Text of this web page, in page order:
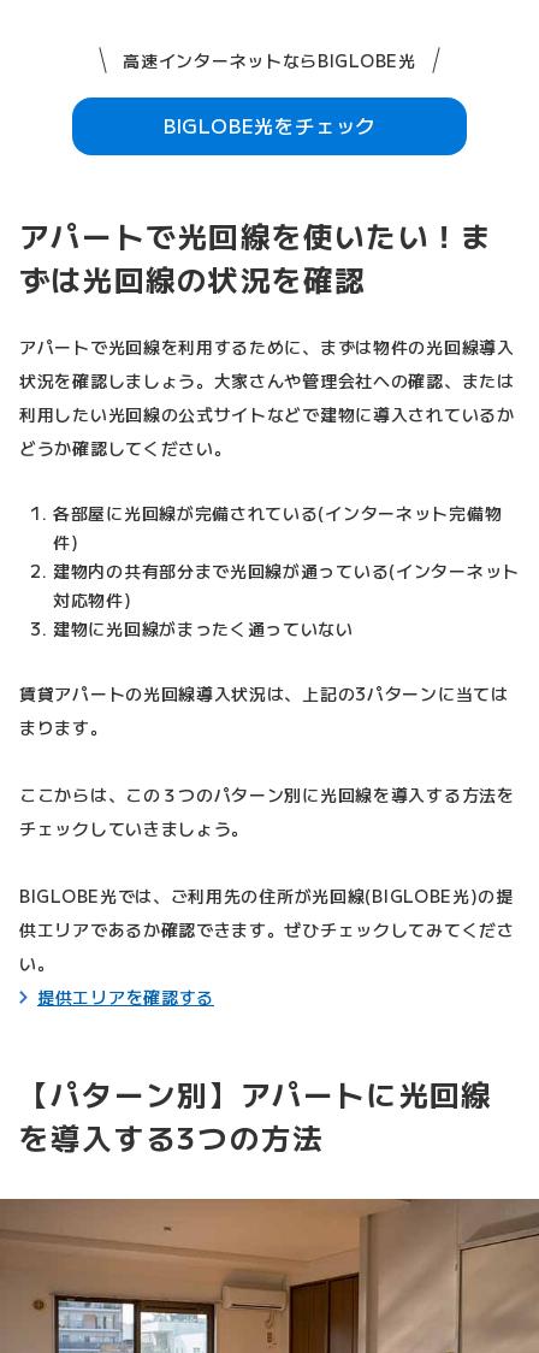
高速インターネットならBIGLOBE光
BIGLOBE光をチェック
アパートで光回線を使いたい！ま
ずは光回線の状況を確認
アパートで光回線を利用するために、まずは物件の光回線導入
状況を確認しましょう。大家さんや管理会社への確認、または
利用したい光回線の公式サイトなどで建物に導入されているか
どうか確認してください。
各部屋に光回線が完備されている(インターネット完備物
件)
建物内の共有部分まで光回線が通っている(インターネット
対応物件)
建物に光回線がまったく通っていない
賃貸アパートの光回線導入状況は、上記の3パターンに当ては
まります。
ここからは、この３つのパターン別に光回線を導入する方法を
チェックしていきましょう。
BIGLOBE光では、ご利用先の住所が光回線(BIGLOBE光)の提
供エリアであるか確認できます。ぜひチェックしてみてくださ
い。
提供エリアを確認する
【パターン別】アパートに光回線
を導入する3つの方法